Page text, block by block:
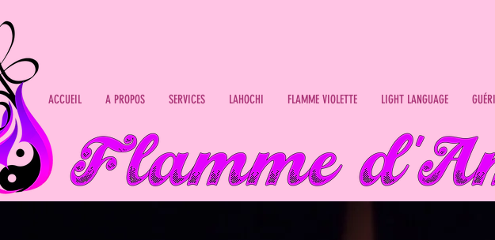
ACCUEIL A PROPOS SERVICES LAHOCHI FLAMME VIOLETTE LIGHT LANGUAGE